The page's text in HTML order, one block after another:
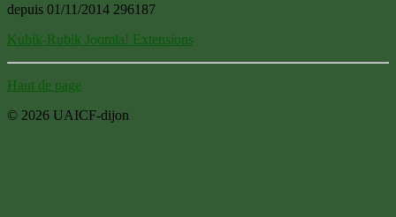
depuis 01/11/2014 296187
Kubik-Rubik Joomla! Extensions
Haut de page
© 2026 UAICF-dijon